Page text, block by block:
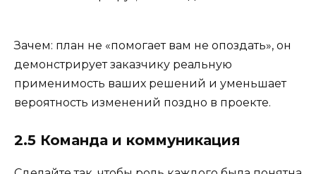
Зачем: план не «помогает вам не опоздать», он
демонстрирует заказчику реальную
применимость ваших решений и уменьшает
вероятность изменений поздно в проекте.
2.5 Команда и коммуникация